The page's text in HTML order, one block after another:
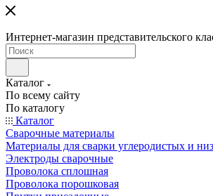
Интернет-магазин представительского
Каталог
По всему сайту
По каталогу
Каталог
Сварочные материалы
Материалы для сварки углеродистых и
Электроды сварочные
Проволока сплошная
Проволока порошковая